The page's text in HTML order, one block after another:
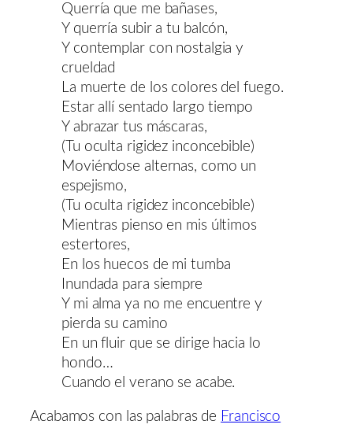
Querría que me bañases,
Y querría subir a tu balcón,
Y contemplar con nostalgia y
crueldad
La muerte de los colores del fuego.
Estar allí sentado largo tiempo
Y abrazar tus máscaras,
(Tu oculta rigidez inconcebible)
Moviéndose alternas, como un
espejismo,
(Tu oculta rigidez inconcebible)
Mientras pienso en mis últimos
estertores,
En los huecos de mi tumba
Inundada para siempre
Y mi alma ya no me encuentre y
pierda su camino
En un fluir que se dirige hacia lo
hondo…
Cuando el verano se acabe.
Acabamos con las palabras de Francisco